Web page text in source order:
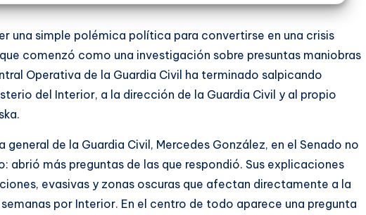
una simple polémica política para convertirse en una crisis
comenzó como una investigación sobre presuntas maniobras
Operativa de la Guardia Civil ha terminado salpicando
del Interior, a la dirección de la Guardia Civil y al propio
de la Guardia Civil, Mercedes González, en el Senado no
abrió más preguntas de las que respondió. Sus explicaciones
evasivas y zonas oscuras que afectan directamente a la
por Interior. En el centro de todo aparece una pregunta